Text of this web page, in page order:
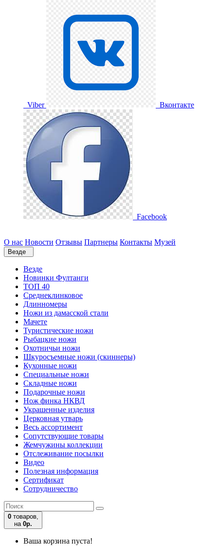
Viber Вконтакте
Facebook
О нас Новости Отзывы Партнеры Контакты Музей
Везде
Везде
Новинки Фултанги
ТОП 40
Среднеклинковое
Длинномеры
Ножи из дамасской стали
Мачете
Туристические ножи
Рыбацкие ножи
Охотничьи ножи
Шкуросъемные ножи (скиннеры)
Кухонные ножи
Специальные ножи
Складные ножи
Подарочные ножи
Нож финка НКВД
Украшенные изделия
Церковная утварь
Весь ассортимент
Сопутствующие товары
Жемчужины коллекции
Отслеживание посылки
Видео
Полезная информация
Сертификат
Сотрудничество
0 товаров,
на 0р.
Ваша корзина пуста!